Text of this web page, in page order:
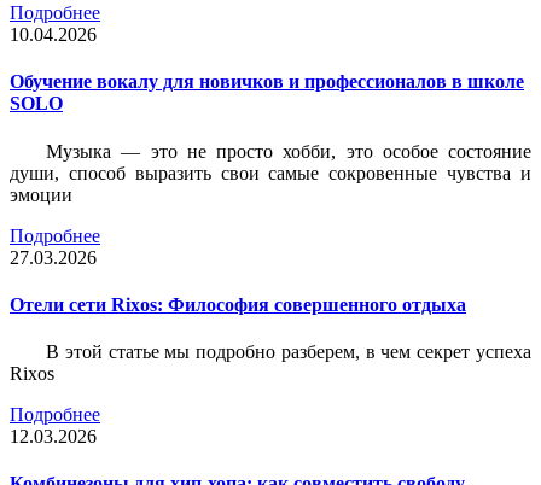
Подробнее
10.04.2026
Обучение вокалу для новичков и профессионалов в школе
SOLO
Музыка — это не просто хобби, это особое состояние
души, способ выразить свои самые сокровенные чувства и
эмоции
Подробнее
27.03.2026
Отели сети Rixos: Философия совершенного отдыха
В этой статье мы подробно разберем, в чем секрет успеха
Rixos
Подробнее
12.03.2026